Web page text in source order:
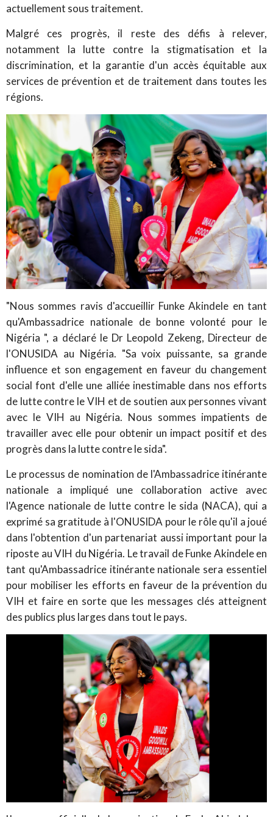
actuellement sous traitement.
Malgré ces progrès, il reste des défis à relever,
notamment la lutte contre la stigmatisation et la
discrimination, et la garantie d'un accès équitable aux
services de prévention et de traitement dans toutes les
régions.
"Nous sommes ravis d'accueillir Funke Akindele en tant
qu'Ambassadrice nationale de bonne volonté pour le
Nigéria ", a déclaré le Dr Leopold Zekeng, Directeur de
l'ONUSIDA au Nigéria. "Sa voix puissante, sa grande
influence et son engagement en faveur du changement
social font d'elle une alliée inestimable dans nos efforts
de lutte contre le VIH et de soutien aux personnes vivant
avec le VIH au Nigéria. Nous sommes impatients de
travailler avec elle pour obtenir un impact positif et des
progrès dans la lutte contre le sida".
Le processus de nomination de l'Ambassadrice itinérante
nationale a impliqué une collaboration active avec
l'Agence nationale de lutte contre le sida (NACA), qui a
exprimé sa gratitude à l'ONUSIDA pour le rôle qu'il a joué
dans l'obtention d'un partenariat aussi important pour la
riposte au VIH du Nigéria. Le travail de Funke Akindele en
tant qu'Ambassadrice itinérante nationale sera essentiel
pour mobiliser les efforts en faveur de la prévention du
VIH et faire en sorte que les messages clés atteignent
des publics plus larges dans tout le pays.